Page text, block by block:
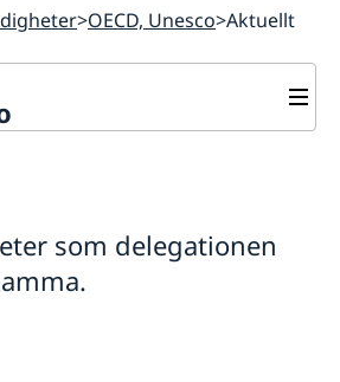
OECD, Unesco Aktuellt
program
delegationer
som delegationen